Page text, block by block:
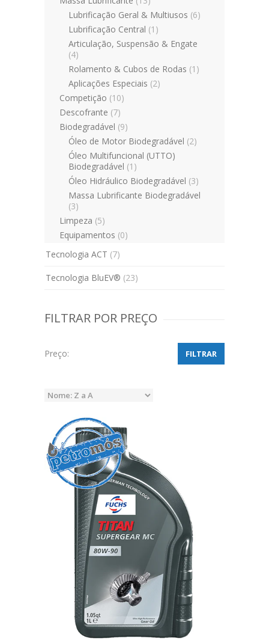
Lubrificação Geral & Multiusos (6)
Lubrificação Central (1)
Articulação, Suspensão & Engate
(4)
Rolamento & Cubos de Rodas (1)
Aplicações Especiais (2)
Competição (10)
Descofrante (7)
Biodegradável (9)
Óleo de Motor Biodegradável (2)
Óleo Multifuncional (UTTO)
Biodegradável (1)
Óleo Hidráulico Biodegradável (3)
Massa Lubrificante Biodegradável
(3)
Limpeza (5)
Equipamentos (0)
Tecnologia ACT (7)
Tecnologia BluEV® (23)
FILTRAR POR PREÇO
Preço: FILTRAR